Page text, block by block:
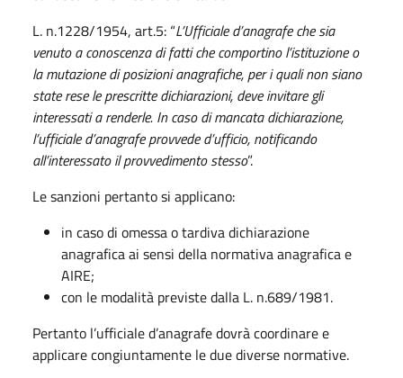
L. n.1228/1954, art.5: “L’Ufficiale d’anagrafe che sia
venuto a conoscenza di fatti che comportino l’istituzione o
la mutazione di posizioni anagrafiche, per i quali non siano
state rese le prescritte dichiarazioni, deve invitare gli
interessati a renderle. In caso di mancata dichiarazione,
l’ufficiale d’anagrafe provvede d’ufficio, notificando
all’interessato il provvedimento stesso”.
Le sanzioni pertanto si applicano:
in caso di omessa o tardiva dichiarazione
anagrafica ai sensi della normativa anagrafica e
AIRE;
con le modalità previste dalla L. n.689/1981.
Pertanto l’ufficiale d’anagrafe dovrà coordinare e
applicare congiuntamente le due diverse normative.